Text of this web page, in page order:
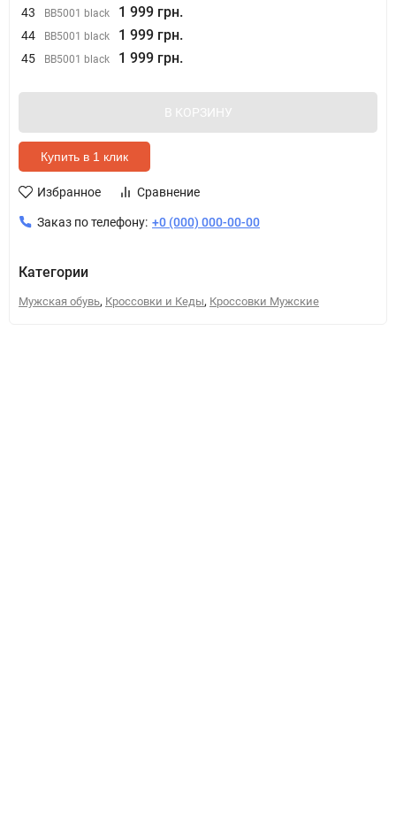
43 BB5001 black 1 999 грн.
44 BB5001 black 1 999 грн.
45 BB5001 black 1 999 грн.
В КОРЗИНУ
Купить в 1 клик
Избранное Сравнение
Заказ по телефону: +0 (000) 000-00-00
Категории
Мужская обувь, Кроссовки и Кеды, Кроссовки Мужские